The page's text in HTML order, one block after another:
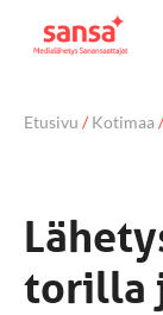
Etusivu /Kotimaa
torilla